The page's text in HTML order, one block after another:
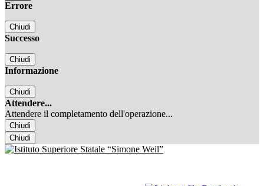
Errore
Chiudi
Successo
Chiudi
Informazione
Chiudi
Attendere...
Attendere il completamento dell'operazione...
Chiudi
Chiudi